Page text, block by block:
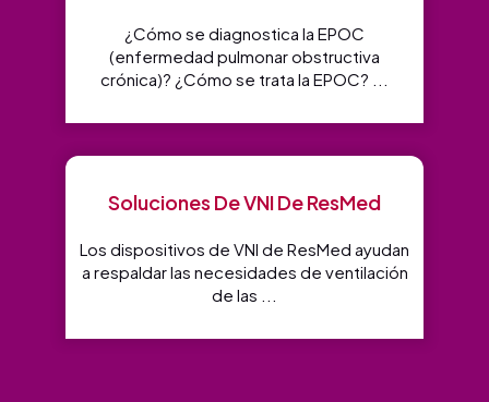
¿Cómo se diagnostica la EPOC
(enfermedad pulmonar obstructiva
crónica)? ¿Cómo se trata la EPOC? ...
Soluciones De VNI De ResMed
Los dispositivos de VNI de ResMed ayudan
a respaldar las necesidades de ventilación
de las ...